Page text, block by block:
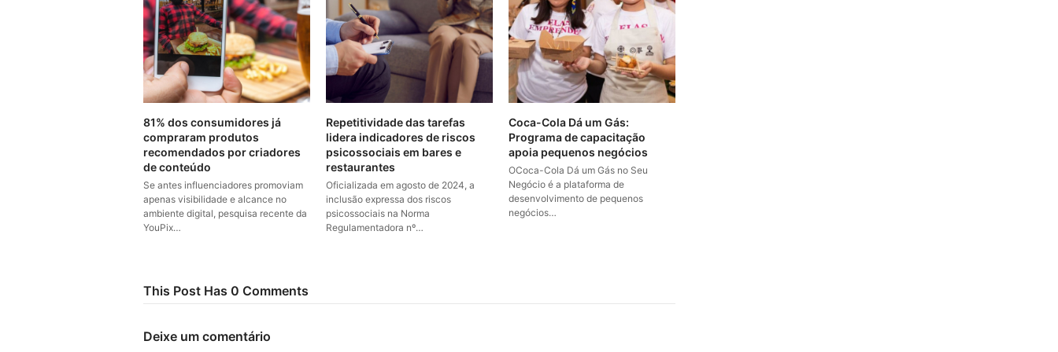
81% dos consumidores já
compraram produtos
recomendados por criadores
de conteúdo
Se antes influenciadores promoviam
apenas visibilidade e alcance no
ambiente digital, pesquisa recente da
YouPix…
Repetitividade das tarefas
lidera indicadores de riscos
psicossociais em bares e
restaurantes
Oficializada em agosto de 2024, a
inclusão expressa dos riscos
psicossociais na Norma
Regulamentadora nº…
Coca-Cola Dá um Gás:
Programa de capacitação
apoia pequenos negócios
OCoca-Cola Dá um Gás no Seu
Negócio é a plataforma de
desenvolvimento de pequenos
negócios…
This Post Has 0 Comments
Deixe um comentário